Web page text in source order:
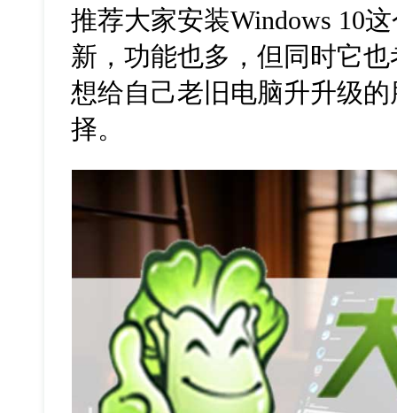
推荐大家安装Windows 10
新，功能也多，但同时它
想给自己老旧电脑升升级
择。